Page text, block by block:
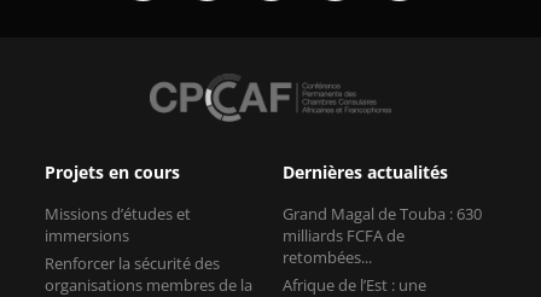
Projets en cours
Missions d’études et
immersions
Renforcer la sécurité des
organisations membres de la
Dernières actualités
Grand Magal de Touba : 630
milliards FCFA de
retombées...
Afrique de l’Est : une